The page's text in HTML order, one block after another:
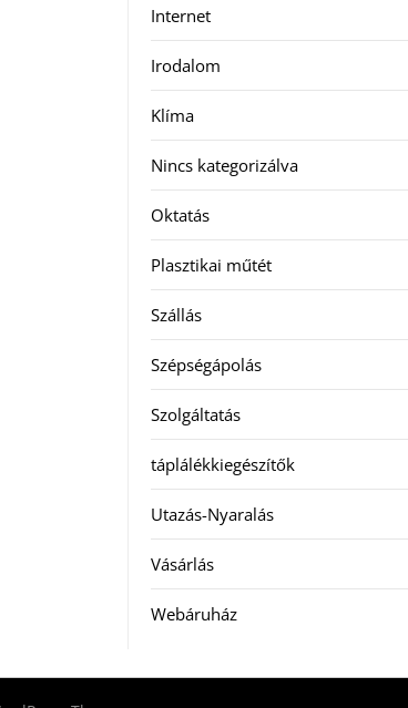
Internet
Irodalom
Klíma
Nincs kategorizálva
Oktatás
Plasztikai műtét
Szállás
Szépségápolás
Szolgáltatás
táplálékkiegészítők
Utazás-Nyaralás
Vásárlás
Webáruház